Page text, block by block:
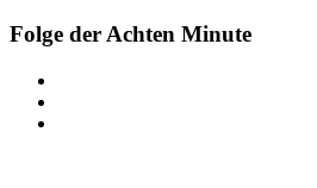
Folge der Achten Minute